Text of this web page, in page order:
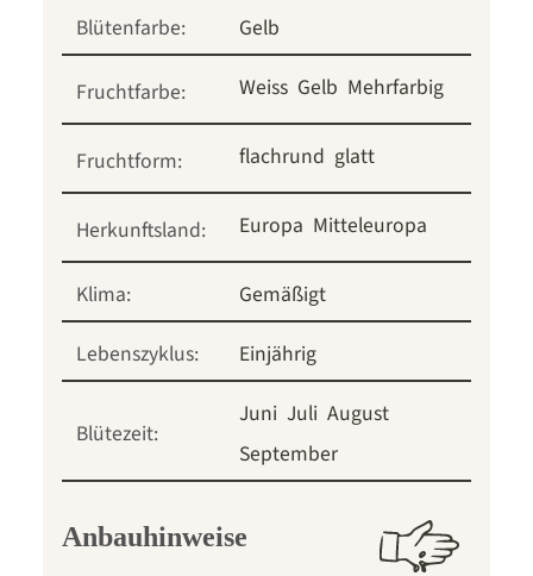
Blütenfarbe:
Gelb
Fruchtfarbe: Weiss Gelb Mehrfarbig
Fruchtform: flachrund glatt
Herkunftsland: Europa Mitteleuropa
Klima:
Gemäßigt
Lebenszyklus:
Einjährig
Blütezeit:
Juni Juli August
September
Anbauhinweise